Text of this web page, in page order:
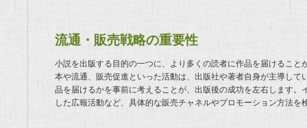
流通・販売戦略の重要性
小説を出版する目的の一つに、より多くの読者に作品を届けるこ
本や流通、販売促進といった活動は、出版社や著者自身が主導し
品を届けるかを事前に考えることが、出版後の成功を左右します
した広報活動など、具体的な販売チャネルやプロモーション方法を